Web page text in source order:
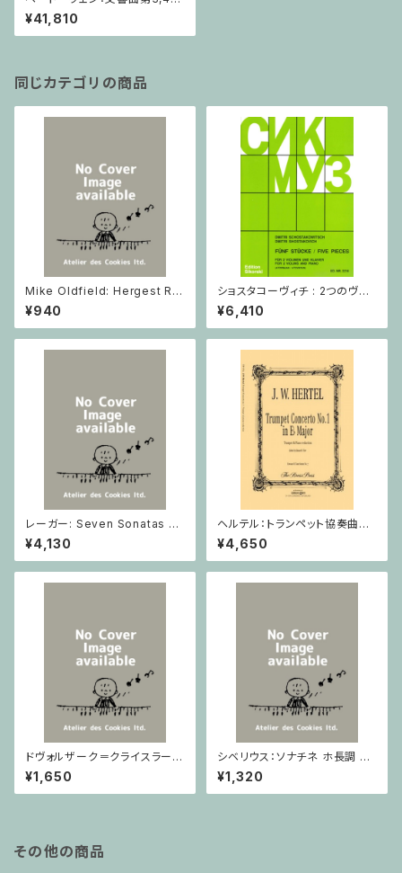
(Henle全集版II、clothbound)
/ フルスコア
¥41,810
同じカテゴリの商品
Mike Oldfield: Hergest Rid
ge / ピアノ
¥940
ショスタコーヴィチ : 2つのヴァ
イオリンとピアノのための 5つの
小品 / ヴァイオリン2とピアノ
¥6,410
レーガー: Seven Sonatas o
p. 91 Heft 2 / ヴァイオリン
¥4,130
ヘルテル：トランペット協奏曲第1
番 変ホ長調/トランペット・ピア
ノ
¥4,650
ドヴォルザーク＝クライスラー：
スラヴ幻想曲 ロ短調 from Op.
55-4, Op.75 / ヴァイオリンと
ピアノ
¥1,650
シベリウス：ソナチネ ホ長調 O
p.80 / ヴァイオリンとピアノ
¥1,320
その他の商品